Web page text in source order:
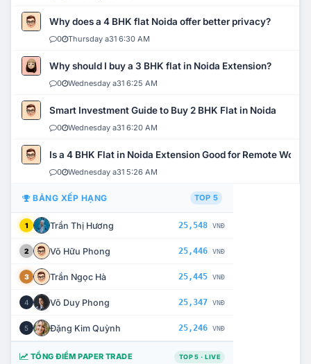
Why does a 4 BHK flat Noida offer better privacy?
0 Thursday a31 6:30 AM
Why should I buy a 3 BHK flat in Noida Extension?
0 Wednesday a31 6:25 AM
Smart Investment Guide to Buy 2 BHK Flat in Noida
0 Wednesday a31 6:20 AM
Is a 4 BHK Flat in Noida Extension Good for Remote Work?
0 Wednesday a31 5:26 AM
BẢNG XẾP HẠNG TOP 5
1 Trần Thị Hương 25,548 VNĐ
2 Võ Hữu Phong 25,446 VNĐ
3 Trần Ngọc Hà 25,445 VNĐ
4 Võ Duy Phong 25,347 VNĐ
5 Đặng Kim Quỳnh 25,246 VNĐ
TỔNG ĐIỂM PAPER TRADE TOP 5 · LIVE